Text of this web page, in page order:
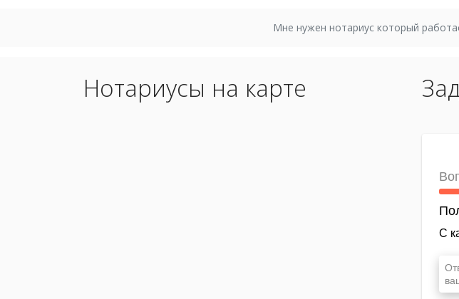
Мне нужен нотариус который
Нотариусы на карте